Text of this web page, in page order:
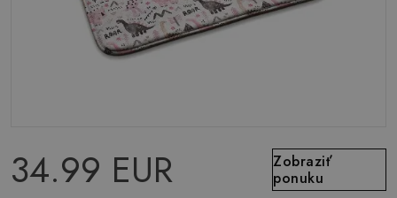
34.99 EUR
Zobraziť
ponuku